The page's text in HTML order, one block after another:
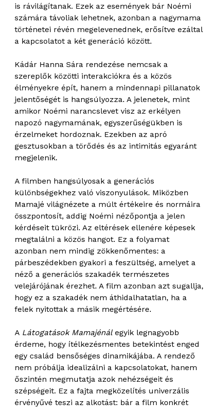
is rávilágítanak. Ezek az események bár Noémi
számára távoliak lehetnek, azonban a nagymama
történetei révén megelevenednek, erősítve ezáltal
a kapcsolatot a két generáció között.
Kádár Hanna Sára rendezése nemcsak a
szereplők közötti interakciókra és a közös
élményekre épít, hanem a mindennapi pillanatok
jelentőségét is hangsúlyozza. A jelenetek, mint
amikor Noémi narancslevet visz az erkélyen
napozó nagymamának, egyszerűségükben is
érzelmeket hordoznak. Ezekben az apró
gesztusokban a törődés és az intimitás egyaránt
megjelenik.
A filmben hangsúlyosak a generációs
különbségekhez való viszonyulások. Miközben
Mamajé világnézete a múlt értékeire és normáira
összpontosít, addig Noémi nézőpontja a jelen
kérdéseit tükrözi. Az eltérések ellenére képesek
megtalálni a közös hangot. Ez a folyamat
azonban nem mindig zökkenőmentes: a
párbeszédekben gyakori a feszültség, amelyet a
néző a generációs szakadék természetes
velejárójának érezhet. A film azonban azt sugallja,
hogy ez a szakadék nem áthidalhatatlan, ha a
felek nyitottak a másik megértésére.
A Látogatások Mamajénálegyik legnagyobb
érdeme, hogy ítélkezésmentes betekintést enged
egy család bensőséges dinamikájába. A rendező
nem próbálja idealizálni a kapcsolatokat, hanem
őszintén megmutatja azok nehézségeit és
szépségeit. Ez a fajta megközelítés univerzális
érvényűvé teszi az alkotást: bár a film konkrét